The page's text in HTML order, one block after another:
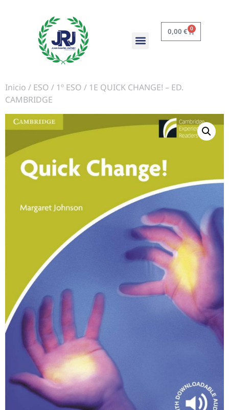
0,00 € 0
Inicio / ESO / 1º ESO / 1E QUICK CHANGE! – ED.
CAMBRIDGE